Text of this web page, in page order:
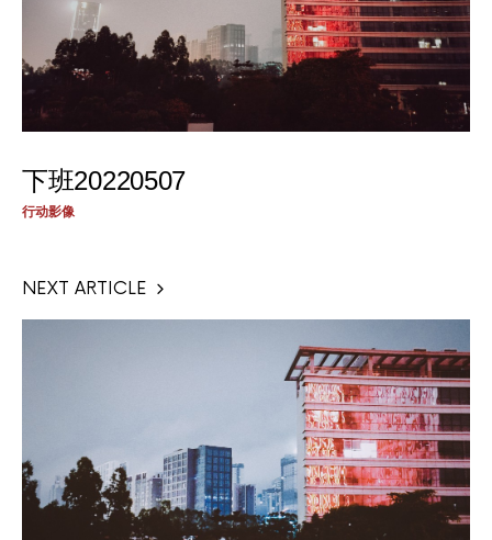
下班20220507
行动影像
NEXT ARTICLE